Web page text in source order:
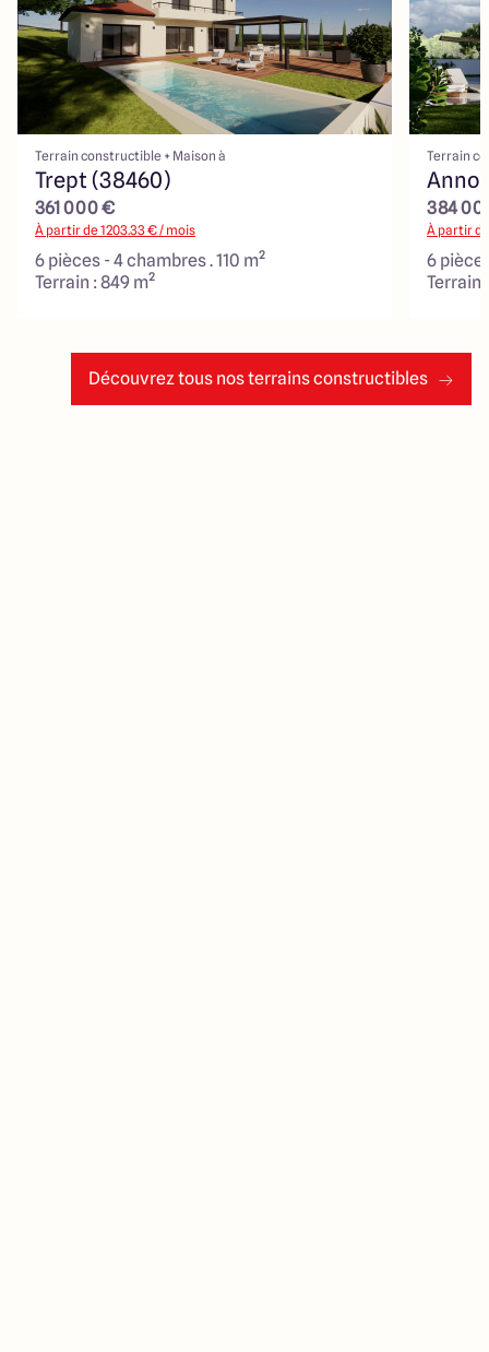
Terrain constructible + Maison à
Trept (38460)
361 000 €
À partir de1203.33€ / mois
6 pièces - 4 chambres . 110 m²
Terrain : 849 m²
Terrain
384
À partir
6
Terrain
Découvrez tous nos terrains constructibles